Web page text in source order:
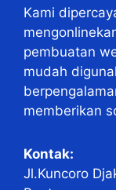
Kami
pembuatan
mudah
memberikan
Kontak:
Jl.Kuncoro